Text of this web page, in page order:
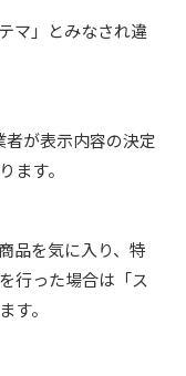
マ」とみなされ違
が表示内容の決定
ます。
品を気に入り、特
行った場合は「ス
す。